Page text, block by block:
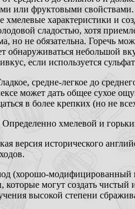
или фруктовыми свойствами.
хмелевые характеристики и
сладостью, хотя
но не обязательна. Горечь
обнаруживаться небольшой
если используется
средне-легкое до
может дать общее сухое
в более крепких (но не
Определенно хмелевой и
версия исторического
(хорошо-модифицированный
могут создать
высокой степени